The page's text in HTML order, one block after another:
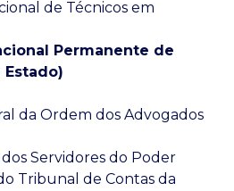
de Técnicos em
Permanente de
Estado)
da Ordem dos Advogados
Servidores do Poder
Tribunal de Contas da